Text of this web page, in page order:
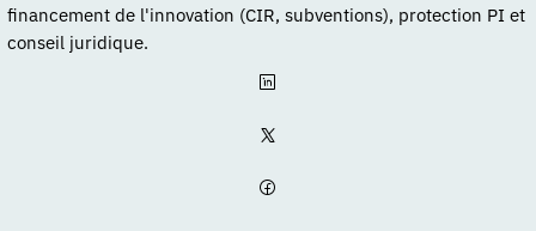
financement de l'innovation (CIR, subventions), protection PI et
conseil juridique.